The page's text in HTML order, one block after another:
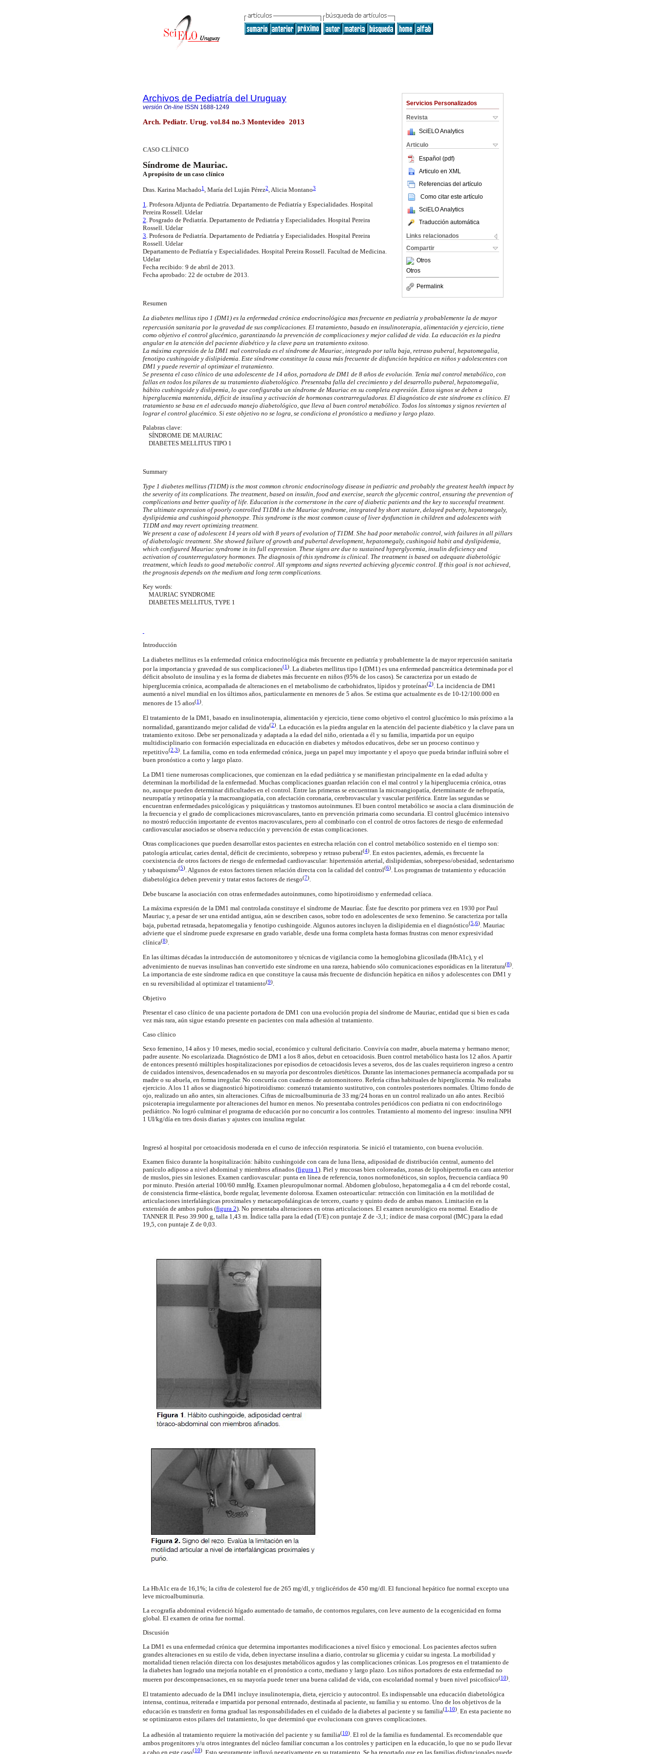
Servicios Personalizados
Revista
SciELO Analytics
Articulo
Español (pdf)
Articulo en XML
Referencias del artículo
Como citar este artículo
SciELO Analytics
Traducción automática
Links relacionados
Compartir
Otros
Otros
Permalink
Archivos de Pediatría del Uruguay
versión On-line ISSN 1688-1249
Arch. Pediatr. Urug. vol.84 no.3 Montevideo 2013
CASO CLÍNICO
Síndrome de Mauriac.
A propósito de un caso clínico
Dras. Karina Machado1, María del Luján Pérez2,Alicia Montano3
1 . Profesora Adjunta de Pediatría. Departamento de Pediatría y Especialidades. Hospital
Pereira Rossell. Udelar
2 . Posgrado de Pediatría. Departamento de Pediatría y Especialidades. Hospital Pereira
Rossell. Udelar
3 . Profesora de Pediatría. Departamento de Pediatría y Especialidades. Hospital Pereira
Rossell. Udelar
Departamento de Pediatría y Especialidades. Hospital Pereira Rossell. Facultad de Medicina.
Udelar
Fecha recibido: 9 de abril de 2013.
Fecha aprobado: 22 de octubre de 2013.
Resumen
La diabetes mellitus tipo 1 (DM1) es la enfermedad crónica endocrinológica mas frecuente en pediatría y probablemente la de mayor
repercusión sanitaria por la gravedad de sus complicaciones. El tratamiento, basado en insulinoterapia, alimentación y ejercicio, tiene
como objetivo el control glucémico, garantizando la prevención de complicaciones y mejor calidad de vida. La educación es la piedra
angular en la atención del paciente diabético y la clave para un tratamiento exitoso.
La máxima expresión de la DM1 mal controlada es el síndrome de Mauriac, integrado por talla baja, retraso puberal, hepatomegalia,
fenotipo cushingoide y dislipidemia. Este síndrome constituye la causa más frecuente de disfunción hepática en niños y adolescentes con
DM1 y puede revertir al optimizar el tratamiento.
Se presenta el caso clínico de una adolescente de 14 años, portadora de DM1 de 8 años de evolución. Tenía mal control metabólico, con
fallas en todos los pilares de su tratamiento diabetológico. Presentaba falla del crecimiento y del desarrollo puberal, hepatomegalia,
hábito cushingoide y dislipemia, lo que configuraba un síndrome de Mauriac en su completa expresión. Estos signos se deben a
hiperglucemia mantenida, déficit de insulina y activación de hormonas contrarreguladoras. El diagnóstico de este síndrome es clínico. El
tratamiento se basa en el adecuado manejo diabetológico, que lleva al buen control metabólico. Todos los síntomas y signos revierten al
lograr el control glucémico. Si este objetivo no se logra, se condiciona el pronóstico a mediano y largo plazo.
Palabras clave:
SÍNDROME DE MAURIAC
DIABETES MELLITUS TIPO 1
Summary
Type 1 diabetes mellitus (T1DM) is the most common chronic endocrinology disease in pediatric and probably the greatest health impact by
the severity of its complications. The treatment, based on insulin, food and exercise, search the glycemic control, ensuring the prevention of
complications and better quality of life. Education is the cornerstone in the care of diabetic patients and the key to successful treatment.
The ultimate expression of poorly controlled T1DM is the Mauriac syndrome, integrated by short stature, delayed puberty, hepatomegaly,
dyslipidemia and cushingoid phenotype. This syndrome is the most common cause of liver dysfunction in children and adolescents with
T1DM and may revert optimizing treatment.
We present a case of adolescent 14 years old with 8 years of evolution of T1DM. She had poor metabolic control, with failures in all pillars
of diabetologic treatment. She showed failure of growth and pubertal development, hepatomegaly, cushingoid habit and dyslipidemia,
which configured Mauriac syndrome in its full expression. These signs are due to sustained hyperglycemia, insulin deficiency and
activation of counterregulatory hormones. The diagnosis of this syndrome is clinical. The treatment is based on adequate diabetológic
treatment, which leads to good metabolic control. All symptoms and signs reverted achieving glycemic control. If this goal is not achieved,
the prognosis depends on the medium and long term complications.
Key words:
MAURIAC SYNDROME
DIABETES MELLITUS, TYPE 1
Introducción
La diabetes mellitus es la enfermedad crónica endocrinológica más frecuente en pediatría y probablemente la de mayor repercusión sanitaria
por la importancia y gravedad de sus complicaciones(1) . La diabetes mellitus tipo I (DM1) es una enfermedad pancreática determinada por el
déficit absoluto de insulina y es la forma de diabetes más frecuente en niños (95% de los casos). Se caracteriza por un estado de
hiperglucemia crónica, acompañada de alteraciones en el metabolismo de carbohidratos, lípidos y proteínas(2). La incidencia de DM1
aumentó a nivel mundial en los últimos años, particularmente en menores de 5 años. Se estima que actualmente es de 10-12/100.000 en
menores de 15 años(1).
El tratamiento de la DM1, basado en insulinoterapia, alimentación y ejercicio, tiene como objetivo el control glucémico lo más próximo a la
normalidad, garantizando mejor calidad de vida(2). La educación es la piedra angular en la atención del paciente diabético y la clave para un
tratamiento exitoso. Debe ser personalizada y adaptada a la edad del niño, orientada a él y su familia, impartida por un equipo
multidisciplinario con formación especializada en educación en diabetes y métodos educativos, debe ser un proceso continuo y
repetitivo(2 3). La familia, como en toda enfermedad crónica, juega un papel muy importante y el apoyo que pueda brindar influirá sobre el
buen pronóstico a corto y largo plazo.
La DM1 tiene numerosas complicaciones, que comienzan en la edad pediátrica y se manifiestan principalmente en la edad adulta y
determinan la morbilidad de la enfermedad. Muchas complicaciones guardan relación con el mal control y la hiperglucemia crónica, otras
no, aunque pueden determinar dificultades en el control. Entre las primeras se encuentran la microangiopatía, determinante de nefropatía,
neuropatía y retinopatía y la macroangiopatía, con afectación coronaria, cerebrovascular y vascular periférica. Entre las segundas se
encuentran enfermedades psicológicas y psiquiátricas y trastornos autoinmunes. El buen control metabólico se asocia a clara disminución de
la frecuencia y el grado de complicaciones microvasculares, tanto en prevención primaria como secundaria. El control glucémico intensivo
no mostró reducción importante de eventos macrovasculares, pero al combinarlo con el control de otros factores de riesgo de enfermedad
cardiovascular asociados se observa reducción y prevención de estas complicaciones.
Otras complicaciones que pueden desarrollar estos pacientes en estrecha relación con el control metabólico sostenido en el tiempo son:
patología articular, caries dental, déficit de crecimiento, sobrepeso y retraso puberal(4). En estos pacientes, además, es frecuente la
coexistencia de otros factores de riesgo de enfermedad cardiovascular: hipertensión arterial, dislipidemias, sobrepeso/obesidad, sedentarismo
y tabaquismo(5). Algunos de estos factores tienen relación directa con la calidad del control(6). Los programas de tratamiento y educación
diabetológica deben prevenir y tratar estos factores de riesgo(7).
Debe buscarse la asociación con otras enfermedades autoinmunes, como hipotiroidismo y enfermedad celíaca.
La máxima expresión de la DM1 mal controlada constituye el síndrome de Mauriac. Éste fue descrito por primera vez en 1930 por Paul
Mauriac y, a pesar de ser una entidad antigua, aún se describen casos, sobre todo en adolescentes de sexo femenino. Se caracteriza por talla
baja, pubertad retrasada, hepatomegalia y fenotipo cushingoide. Algunos autores incluyen la dislipidemia en el diagnóstico(5 6). Mauriac
advierte que el síndrome puede expresarse en grado variable, desde una forma completa hasta formas frustras con menor expresividad
clínica(8).
En las últimas décadas la introducción de automonitoreo y técnicas de vigilancia como la hemoglobina glicosilada (HbA1c), y el
advenimiento de nuevas insulinas han convertido este síndrome en una rareza, habiendo sólo comunicaciones esporádicas en la literatura(8).
La importancia de este síndrome radica en que constituye la causa más frecuente de disfunción hepática en niños y adolescentes con DM1 y
en su reversibilidad al optimizar el tratamiento(9).
Objetivo
Presentar el caso clínico de una paciente portadora de DM1 con una evolución propia del síndrome de Mauriac, entidad que si bien es cada
vez más rara, aún sigue estando presente en pacientes con mala adhesión al tratamiento.
Caso clínico
Sexo femenino, 14 años y 10 meses, medio social, económico y cultural deficitario. Convivía con madre, abuela materna y hermano menor;
padre ausente. No escolarizada. Diagnóstico de DM1 a los 8 años, debut en cetoacidosis. Buen control metabólico hasta los 12 años. A partir
de entonces presentó múltiples hospitalizaciones por episodios de cetoacidosis leves a severos, dos de las cuales requirieron ingreso a centro
de cuidados intensivos, desencadenados en su mayoría por descontroles dietéticos. Durante las internaciones permanecía acompañada por su
madre o su abuela, en forma irregular. No concurría con cuaderno de automonitoreo. Refería cifras habituales de hiperglicemia. No realizaba
ejercicio. A los 11 años se diagnosticó hipotiroidismo: comenzó tratamiento sustitutivo, con controles posteriores normales. Último fondo de
ojo, realizado un año antes, sin alteraciones. Cifras de microalbuminuria de 33 mg/24 horas en un control realizado un año antes. Recibió
psicoterapia irregularmente por alteraciones del humor en menos. No presentaba controles periódicos con pediatra ni con endocrinólogo
pediátrico. No logró culminar el programa de educación por no concurrir a los controles. Tratamiento al momento del ingreso: insulina NPH
1 UI/kg/día en tres dosis diarias y ajustes con insulina regular.
Ingresó al hospital por cetoacidosis moderada en el curso de infección respiratoria. Se inició el tratamiento, con buena evolución.
Examen físico durante la hospitalización: hábito cushingoide con cara de luna llena, adiposidad de distribución central, aumento del
panículo adiposo a nivel abdominal y miembros afinados (figura 1 ). Piel y mucosas bien coloreadas, zonas de lipohipertrofia en cara anterior
de muslos, pies sin lesiones. Examen cardiovascular: punta en línea de referencia, tonos normofonéticos, sin soplos, frecuencia cardíaca 90
por minuto. Presión arterial 100/60 mmHg. Examen pleuropulmonar normal. Abdomen globuloso, hepatomegalia a 4 cm del reborde costal,
de consistencia firme-elástica, borde regular, levemente dolorosa. Examen osteoarticular: retracción con limitación en la motilidad de
articulaciones interfalángicas proximales y metacarpofalángicas de tercero, cuarto y quinto dedo de ambas manos. Limitación en la
extensión de ambos puños (figura 2). No presentaba alteraciones en otras articulaciones. El examen neurológico era normal. Estadio de
TANNER II. Peso 39.900 g, talla 1,43 m. Índice talla para la edad (T/E) con puntaje Z de -3,1; índice de masa corporal (IMC) para la edad
19,5, con puntaje Z de 0,03.
La HbA1c era de 16,1%; la cifra de colesterol fue de 265 mg/dl, y triglicéridos de 450 mg/dl. El funcional hepático fue normal excepto una
leve microalbuminuria.
La ecografía abdominal evidenció hígado aumentado de tamaño, de contornos regulares, con leve aumento de la ecogenicidad en forma
global. El examen de orina fue normal.
Discusión
La DM1 es una enfermedad crónica que determina importantes modificaciones a nivel físico y emocional. Los pacientes afectos sufren
grandes alteraciones en su estilo de vida, deben inyectarse insulina a diario, controlar su glicemia y cuidar su ingesta. La morbilidad y
mortalidad tienen relación directa con los desajustes metabólicos agudos y las complicaciones crónicas. Los progresos en el tratamiento de
la diabetes han logrado una mejoría notable en el pronóstico a corto, mediano y largo plazo. Los niños portadores de esta enfermedad no
mueren por descompensaciones, en su mayoría puede tener una buena calidad de vida, con escolaridad normal y buen nivel psicofísico(10).
El tratamiento adecuado de la DM1 incluye insulinoterapia, dieta, ejercicio y autocontrol. Es indispensable una educación diabetológica
intensa, continua, reiterada e impartida por personal entrenado, destinada al paciente, su familia y su entorno. Uno de los objetivos de la
educación es transferir en forma gradual las responsabilidades en el cuidado de la diabetes al paciente y su familia(1 10). En esta paciente no
se optimizaron estos pilares del tratamiento, lo que determinó que evolucionara con graves complicaciones.
La adhesión al tratamiento requiere la motivación del paciente y su familia(10). El rol de la familia es fundamental. Es recomendable que
ambos progenitores y/u otros integrantes del núcleo familiar concurran a los controles y participen en la educación, lo que no se pudo llevar
a cabo en este caso(10) . Esto seguramente influyó negativamente en su tratamiento. Se ha reportado que en las familias disfuncionales puede